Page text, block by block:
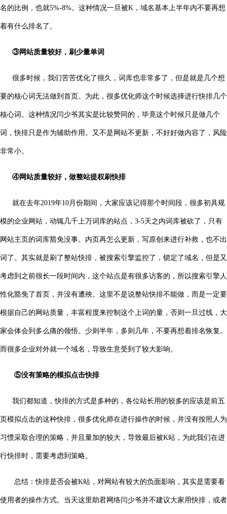
名的比例，也就5%-8%。这种情况一旦被K，域名基本上半年内不要再想
着有什么排名了。
③网站质量较好，刷少量单词
很多时候，我们苦苦优化了很久，词库也非常多了，但是就是几个想
要的核心词无法做到首页。为此，很多优化师这个时候选择进行快排几个
核心词。这种情况闫少爷其实是比较赞同的，毕竟这个时候只是做几个
词，快排只是作为辅助作用。又不是网站不更新，不好好做内容了，风险
非常小。
④网站质量较好，做整站提权刷快排
就在去年2019年10月份期间，大家应该记得那个时间段，很多初具规
模的企业网站，动辄几千上万词库的站点，3-5天之内词库被砍了，只有
网站主页的词库豁免没事。内页再怎么更新，写原创来进行补救，也不出
词了。其实就是刷了整站快排，被搜索引擎监控了，锁定了域名，但是又
考虑到之前很长一段时间内，这个站点是有很多访客的，所以搜索引擎人
性化豁免了首页，并没有遭殃。这里不是说整站快排不能做，而是一定要
根据自己的网站质量，丰富程度来控制这个上词的量，否则一旦过线，大
家会体会到多么痛的领悟。少则半年，多则几年，不要再想着排名恢复。
而很多企业对外就一个域名，导致生意受到了较大影响。
⑤没有策略的模拟点击快排
我们都知道，快排的方式是多种的，各位站长用的较多的应该是前五
页模拟点击的这种快排，很多优化师在进行操作的时候，并没有按照人为
习惯采取合理的策略，并且量加的较大，导致最后被K站，为此我们在进
行快排时，需要考虑到策略。
总结：快排是否会被K站，对网站有较大的负面影响，其实是需要看
使用者的操作方式。当天这里助君网络闫少爷并不建议大家用快排，或者